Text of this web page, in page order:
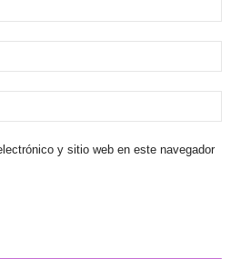
y sitio web en este navegador